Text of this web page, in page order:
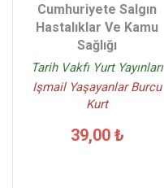
Cumhuriyete Salgın
Hastalıklar Ve Kamu
Sağlığı
Tarih Vakfı Yurt Yayınları
Işmail Yaşayanlar Burcu
Kurt
39,00 ₺